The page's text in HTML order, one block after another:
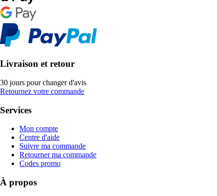
Livraison et retour
30 jours pour changer d'avis
Retournez votre commande
Services
Mon compte
Centre d'aide
Suivre ma commande
Retourner ma commande
Codes promo
À propos